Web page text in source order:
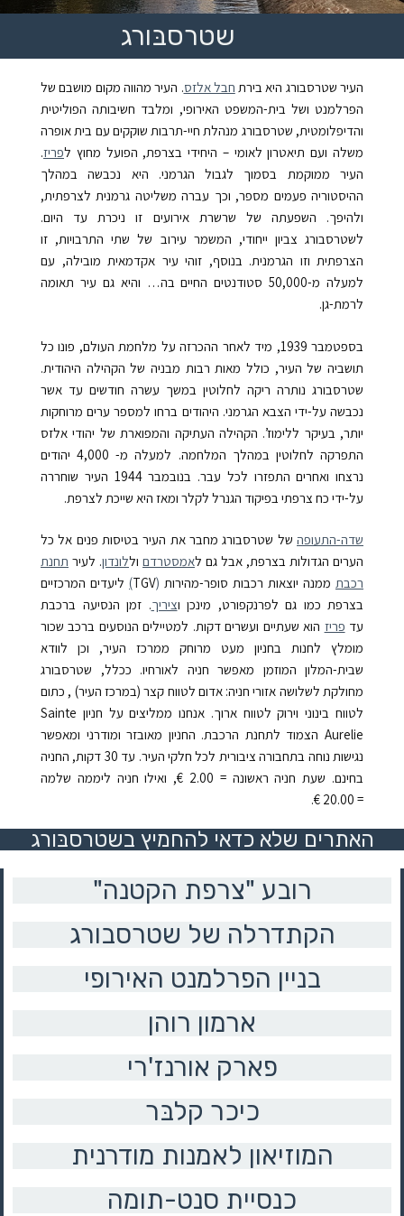
שטרסבּורג
העיר שטרסבורג היא בירת חבל אלזס. העיר מהווה מקום מושבם של
הפרלמנט ושל בית-המשפט האירופי, ומלבד חשיבותה הפוליטית
והדיפלומטית, שטרסבורג מנהלת חיי-תרבות שוקקים עם בית אופרה
משלה ועם תיאטרון לאומי – היחידי בצרפת, הפועל מחוץ לפריז.
העיר ממוקמת בסמוך לגבול הגרמני. היא נכבשה במהלך
ההיסטוריה פעמים מספר, וכך עברה משליטה גרמנית לצרפתית,
ולהיפך. השפעתה של שרשרת אירועים זו ניכרת עד היום.
לשטרסבורג צביון ייחודי, המשמר עירוב של שתי התרבויות, זו
הצרפתית וזו הגרמנית. בנוסף, זוהי עיר אקדמאית מובילה, עם
למעלה מ-50,000 סטודנטים החיים בה… והיא גם עיר תאומה
לרמת-גן.
בספטמבר 1939, מיד לאחר ההכרזה על מלחמת העולם, פונו כל
תושביה של העיר, כולל מאות רבות מבניה של הקהילה היהודית.
שטרסבורג נותרה ריקה לחלוטין במשך עשרה חודשים עד אשר
נכבשה על-ידי הצבא הגרמני. היהודים ברחו למספר ערים מרוחקות
יותר, בעיקר ללימוז’. הקהילה העתיקה והמפוארת של יהודי אלזס
התפרקה לחלוטין במהלך המלחמה. למעלה מ- 4,000 יהודים
נרצחו ואחרים התפזרו לכל עבר. בנובמבר 1944 העיר שוחררה
על-ידי כח צרפתי בפיקוד הגנרל לקלר ומאז היא שייכת לצרפת.
שדה-התעופה של שטרסבורג מחבר את העיר בטיסות פנים אל כל
הערים הגדולות בצרפת, אבל גם לאמסטרדם וללונדון. לעיר תחנת
רכבת ממנה יוצאות רכבות סופר-מהירות (
TGV
) ליעדים המרכזיים
בצרפת כמו גם לפרנקפורט, מינכן וציריך. זמן הנסיעה ברכבת
עד פריז הוא שעתיים ועשרים דקות. למטיילים הנוסעים ברכב שכור
מומלץ לחנות בחניון מעט מרוחק ממרכז העיר, וכן לוודא
שבית-המלון המוזמן מאפשר חניה לאורחיו. ככלל, שטרסבורג
מחולקת לשלושה אזורי חניה: אדום לטווח קצר (במרכז העיר) , כתום
לטווח בינוני וירוק לטווח ארוך. אנחנו ממליצים על חניון Sainte
Aurelie הצמוד לתחנת הרכבת. החניון מאובזר ומודרני ומאפשר
נגישות נוחה בתחבורה ציבורית לכל חלקי העיר. עד 30 דקות, החניה
בחינם. שעת חניה ראשונה = 2.00 €, ואילו חניה ליממה שלמה
= 20.00 €.
האתרים שלא כדאי להחמיץ בשטרסבּורג
"רובע "צרפת הקטנה
הקתדרלה של שטרסבורג
בניין הפרלמנט האירופי
ארמון רוהן
פארק אורנז'רי
כיכר קלבּר
המוזיאון לאמנות מודרנית
כנסיית סנט-תומה